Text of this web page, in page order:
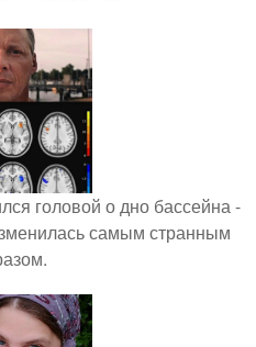
головой о дно бассейна -
самым странным